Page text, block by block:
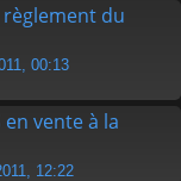
du
00:13
vente à la
12:22